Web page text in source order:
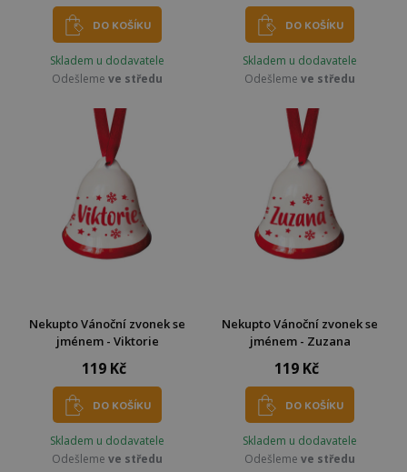
DO KOŠÍKU
Skladem u dodavatele
Odešleme ve středu
DO KOŠÍKU
Skladem u dodavatele
Odešleme ve středu
Nekupto Vánoční zvonek se
jménem - Viktorie
119 Kč
DO KOŠÍKU
Skladem u dodavatele
Odešleme ve středu
Nekupto Vánoční zvonek se
jménem - Zuzana
119 Kč
DO KOŠÍKU
Skladem u dodavatele
Odešleme ve středu